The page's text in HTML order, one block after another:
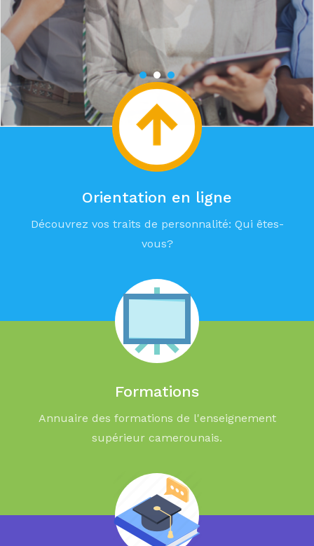
Orientation en ligne
Découvrez vos traits de personnalité: Qui êtes-
vous?
Formations
Annuaire des formations de l'enseignement
supérieur camerounais.